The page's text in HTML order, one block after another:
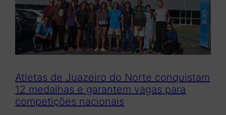
Atletas de Juazeiro do Norte conquistam
12 medalhas e garantem vagas para
competições nacionais